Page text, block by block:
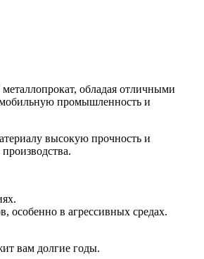
обладая отличными
промышленность и
высокую прочность и
особенно в агрессивных средах.
вам долгие годы.